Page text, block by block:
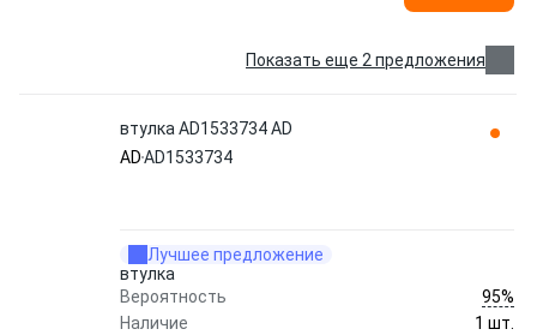
Показать еще 2 предложения
втулка AD1533734 AD
ADAD1533734
Лучшее предложение
втулка
Вероятность
95%
Наличие
1 шт.